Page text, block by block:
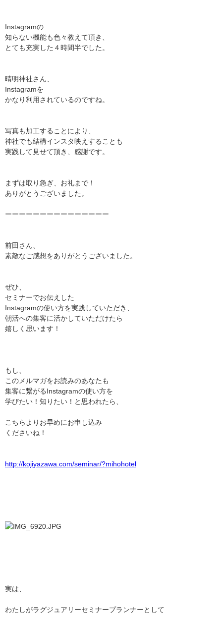
Instagramの
知らない機能も色々教えて頂き、
とても充実した４時間半でした。
晴明神社さん、
Instagramを
かなり利用されているのですね。
写真も加工することにより、
神社でも結構インスタ映えすることも
実践して見せて頂き、感謝です。
まずは取り急ぎ、お礼まで！
ありがとうございました。
ーーーーーーーーーーーーーーー
前田さん、
素敵なご感想をありがとうございました。
ぜひ、
セミナーでお伝えした
Instagramの使い方を実践していただき、
朝活への集客に活かしていただけたら
嬉しく思います！
もし、
このメルマガをお読みのあなたも
集客に繋がるInstagramの使い方を
学びたい！知りたい！と思われたら、
こちらよりお早めにお申し込み
くださいね！
http://kojiyazawa.com/seminar/?mihohotel
実は、
わたしがラグジュアリーセミナープランナーとして